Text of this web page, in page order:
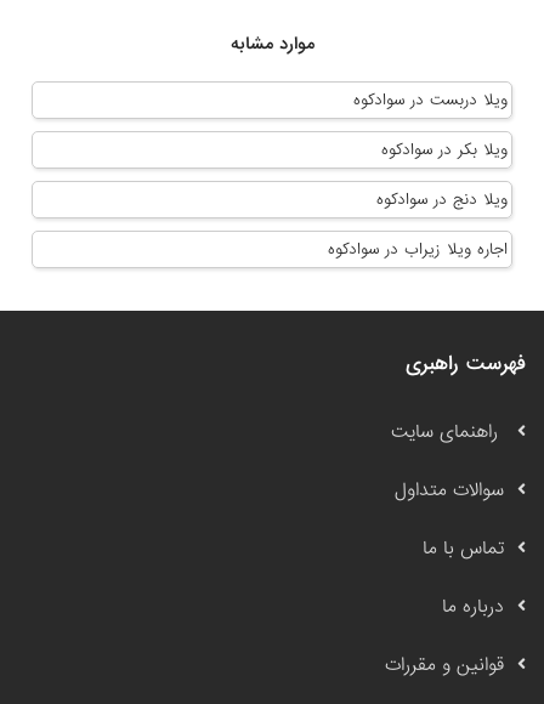
موارد مشابه
ویلا دربست در سوادکوه
ویلا بکر در سوادکوه
ویلا دنج در سوادکوه
اجاره ویلا زیراب در سوادکوه
فهرست راهبری
راهنمای سایت
سوالات متداول
تماس با ما
درباره ما
قوانین و مقررات